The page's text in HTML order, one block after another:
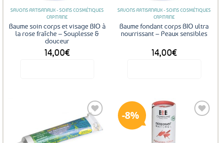
SAVONS ARTISANAUX - SOINS COSMÉTIQUES
CAPITAINE
Baume soin corps et visage BIO à
la rose fraîche – Souplesse &
douceur
14,00€
SAVONS ARTISANAUX - SOINS COSMÉTIQUES
CAPITAINE
Baume fondant corps BIO ultra
nourrissant – Peaux sensibles
14,00€
Ajouter
8%